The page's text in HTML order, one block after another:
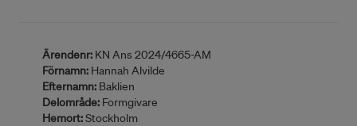
Ärendenr: KN Ans 2024/4665-AM
Förnamn: Hannah Alvilde
Efternamn: Baklien
Delområde: Formgivare
Hemort:Stockholm